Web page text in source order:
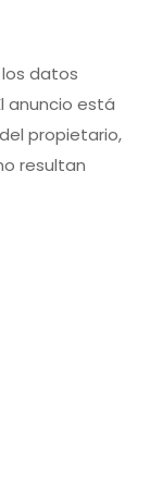
datos
anuncio está
propietario,
resultan